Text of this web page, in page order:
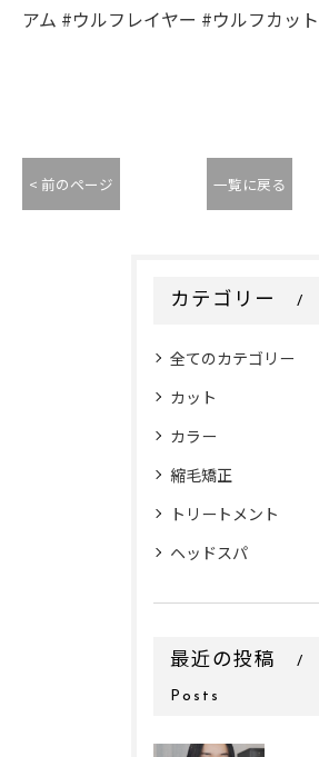
アム #ウルフレイヤー #ウルフカット
< 前のページ 一覧に戻る
カテゴリー
全てのカテゴリー
カット
カラー
縮毛矯正
トリートメント
ヘッドスパ
最近の投稿
Posts